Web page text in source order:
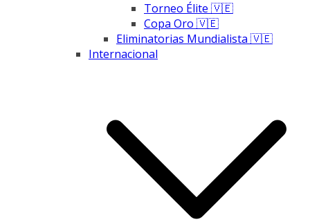
Torneo Élite 🇻🇪
Copa Oro 🇻🇪
Eliminatorias Mundialista 🇻🇪
Internacional